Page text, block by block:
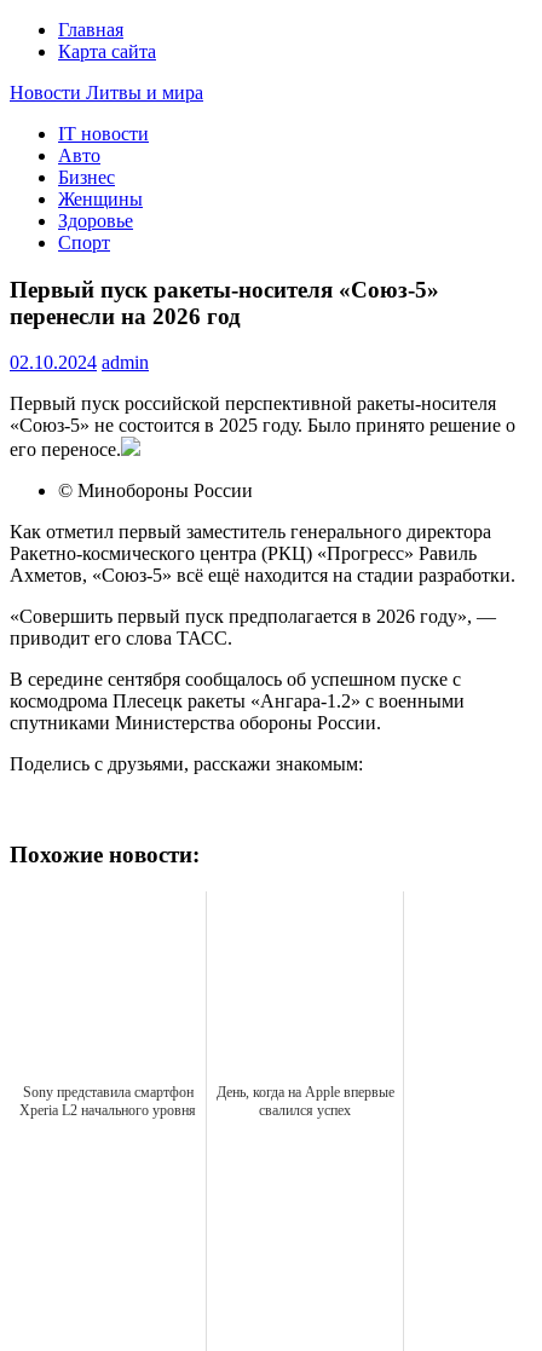
Главная
Карта сайта
Новости Литвы и мира
Свежие события и главные новости часа Литвы и мира на
портале EUROLITVA.RU
IT новости
Авто
Бизнес
Женщины
Здоровье
Спорт
Первый пуск ракеты-носителя «Союз-5»
перенесли на 2026 год
02.10.2024 admin
Первый пуск российской перспективной ракеты-носителя
«Союз-5» не состоится в 2025 году. Было принято решение о
его переносе.
© Минобороны России
Как отметил первый заместитель генерального директора
Ракетно-космического центра (РКЦ) «Прогресс» Равиль
Ахметов, «Союз-5» всё ещё находится на стадии разработки.
«Совершить первый пуск предполагается в 2026 году», —
приводит его слова ТАСС.
В середине сентября сообщалось об успешном пуске с
космодрома Плесецк ракеты «Ангара-1.2» с военными
спутниками Министерства обороны России.
Поделись с друзьями, расскажи знакомым:
Похожие новости:
Sony представила смартфон
Xperia L2 начального уровня
День, когда на Apple впервые
свалился успех